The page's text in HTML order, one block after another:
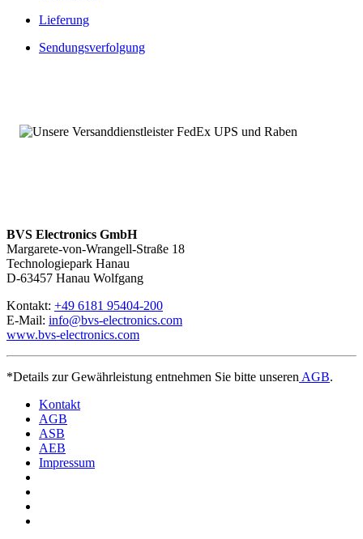
Lieferung
Sendungsverfolgung
BVS Electronics GmbH
Margarete-von-Wrangell-Straße 18
Technologiepark Hanau
D-63457 Hanau Wolfgang
Kontakt: +49 6181 95404-200
E-Mail: info@bvs-electronics.com
www.bvs-electronics.com
*Details zur Gewährleistung entnehmen Sie bitte unseren AGB.
Kontakt
AGB
ASB
AEB
Impressum